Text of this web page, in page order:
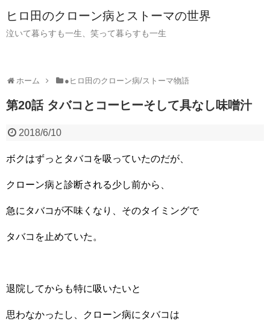
ヒロ田のクローン病とストーマの世界
泣いて暮らすも一生、笑って暮らすも一生
ホーム ●ヒロ田のクローン病/ストーマ物語
第20話 タバコとコーヒーそして具なし味噌汁
2018/6/10
ボクはずっとタバコを吸っていたのだが、
クローン病と診断される少し前から、
急にタバコが不味くなり、そのタイミングで
タバコを止めていた。
退院してからも特に吸いたいと
思わなかったし、クローン病にタバコは